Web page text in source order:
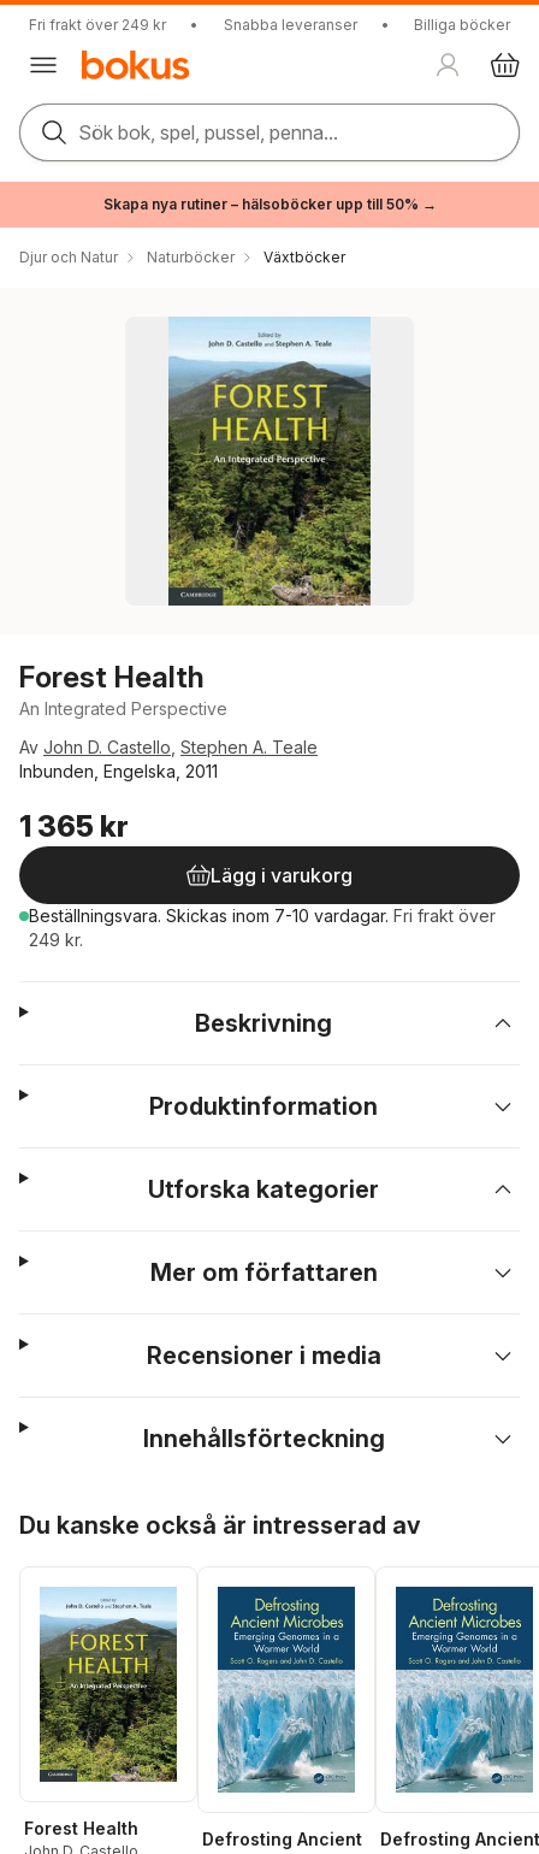
Fri frakt över 249 kr • Snabba leveranser • Billiga böcker
Sök bok, spel, pussel, penna...
Skapa nya rutiner – hälsoböcker upp till 50% →
Djur och Natur Naturböcker Växtböcker
Forest Health
An Integrated Perspective
Av John D. Castello Stephen A. Teale
Inbunden, Engelska, 2011
1 365 kr
Lägg i varukorg
Beställningsvara. Skickas inom 7-10 vardagar. Fri frakt över
249 kr.
Beskrivning
Produktinformation
Utforska kategorier
Mer om författaren
Recensioner i media
Innehållsförteckning
Du kanske också är intresserad av
Forest Health
Defrosting Ancient
Defrosting Ancient